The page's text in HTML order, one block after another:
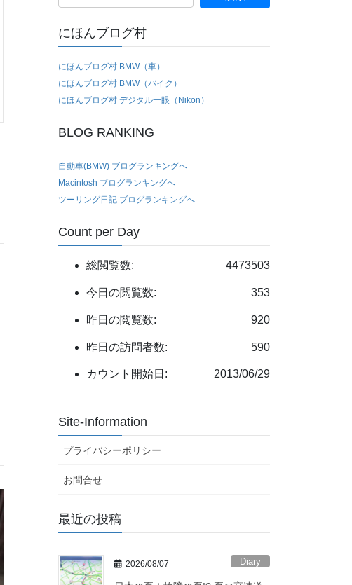
ブ
索:
にほんブログ村
にほんブログ村 BMW（車）
にほんブログ村 BMW（バイク）
にほんブログ村 デジタル一眼（Nikon）
BLOG RANKING
自動車(BMW) ブログランキングへ
Macintosh ブログランキングへ
ツーリング日記 ブログランキングへ
Count per Day
4473503
総閲覧数:
353
今日の閲覧数:
920
昨日の閲覧数:
590
昨日の訪問者数:
2013/06/29
カウント開始日:
Site-Information
プライバシーポリシー
お問合せ
最近の投稿
2026/08/07 Diary